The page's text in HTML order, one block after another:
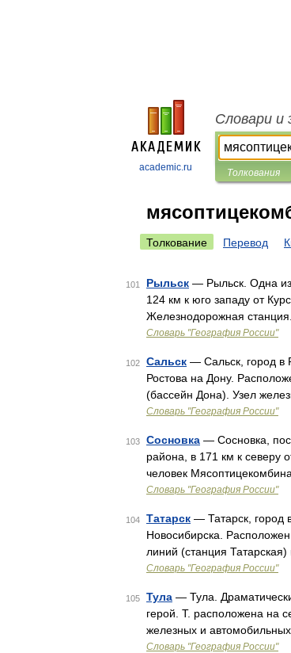
academic.ru
Словари и
Толкования
Толкование Перевод
101 Рыльск — Рыльск. Одна из
124 км к юго западу от
Железнодорожная
Словарь "География России"
102 Сальск — Сальск, город в
Ростова на Дону.
(бассейн Дона). Узел
Словарь "География России"
103 Сосновка — Сосновка,
района, в 171 км к северу
человек
Словарь "География России"
104 Татарск — Татарск, город
Новосибирска.
линий (станция
Словарь "География России"
105 Тула — Тула.
герой. Т. расположена на
железных и
Словарь "География России"